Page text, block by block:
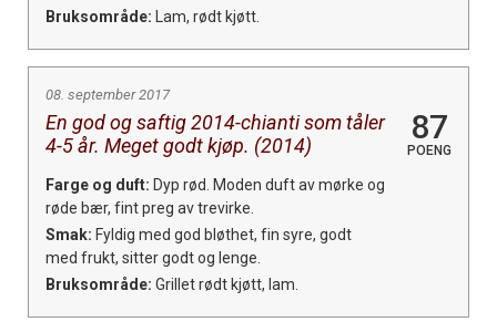
Bruksområde: Lam, rødt kjøtt.
08. september 2017
En god og saftig 2014-chianti som tåler
4-5 år. Meget godt kjøp. (2014)
87
POENG
Farge og duft: Dyp rød. Moden duft av mørke og
røde bær, fint preg av trevirke.
Smak: Fyldig med god bløthet, fin syre, godt
med frukt, sitter godt og lenge.
Bruksområde: Grillet rødt kjøtt, lam.